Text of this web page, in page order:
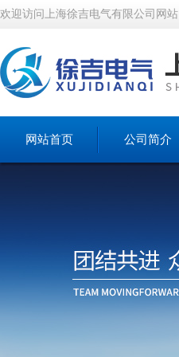
欢迎访问上海徐吉电气有限公司网站
网站首页 公司简介